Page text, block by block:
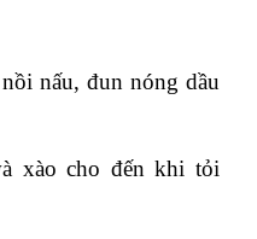
nấu, đun nóng dầu
xào cho đến khi tỏi